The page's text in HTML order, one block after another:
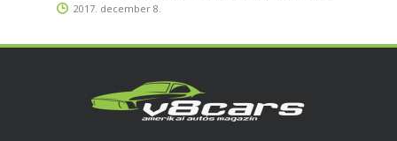
2017. december 8.